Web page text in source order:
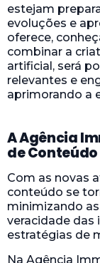
estejam
evoluções e
oferece,
combinar a
artificial, será
relevantes e
aprimorando a
A Agência
de
Com as novas
conteúdo se
minimizando
veracidade das
estratégias de
Na Agência